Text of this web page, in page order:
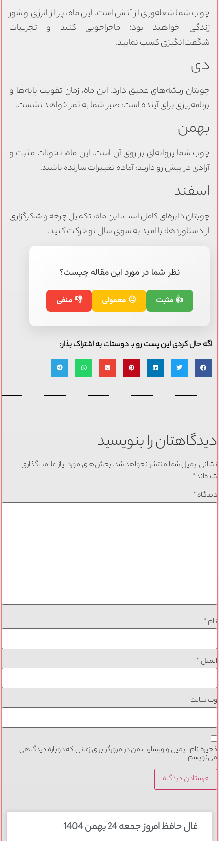
چوب شما شعله‌وری از آتش است. این ماه، پر از انرژی و شور
زندگی خواهید بود؛ ماجراجویی کنید و تجربیات
شگفت‌انگیزی کسب نمایید.
دی
چوبتان ریشه‌های عمیق دارد. این ماه، زمان تقویت پایه‌ها و
برنامه‌ریزی برای آینده است؛ صبر شما به ثمر خواهد نشست.
بهمن
چوب شما پروانه‌ای بر روی آن است. این ماه، تحولات مثبت و
آزادی در پیش رو دارید؛ آماده تغییرات سازنده باشید.
اسفند
چوبتان دایره‌ای کامل است. این ماه، تکمیل چرخه و شکرگزاری
از دستاوردها؛ با امید به سوی سال نو حرکت کنید.
نظر شما در مورد این مقاله چیست؟
👍 مثبت 😐 معمولی 👎 منفی
اگه حال کردی این پست رو با دوستات به اشتراک بذار:
دیدگاهتان را بنویسید
نشانی ایمیل شما منتشر نخواهد شد. بخش‌های موردنیاز علامت‌گذاری
شده‌اند*
دیدگاه *
نام *
ایمیل*
وب‌ سایت
ذخیره نام، ایمیل و وبسایت من در مرورگر برای زمانی که دوباره دیدگاهی
می‌نویسم.
فال حافظ امروز جمعه 24 بهمن 1404